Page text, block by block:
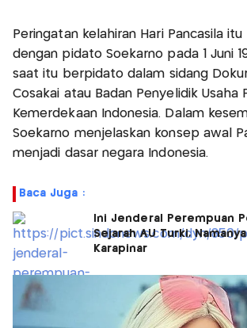
Peringatan kelahiran Hari Pancasila
dengan pidato Soekarno pada 1 Juni
saat itu berpidato dalam sidang
Cosakai atau Badan Penyelidik Usaha
Kemerdekaan Indonesia. Dalam
Soekarno menjelaskan konsep awal
menjadi dasar negara Indonesia.
Baca Juga :
Ini Jenderal Perempuan
Sejarah AU Turki,
Karapinar